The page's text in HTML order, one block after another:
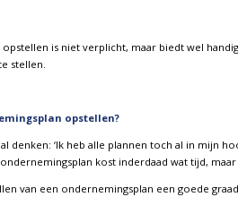
opstellen is niet verplicht, maar biedt wel
stellen.
opstellen?
denken: ‘Ik heb alle plannen toch al in mijn
kost inderdaad wat tijd,
van een ondernemingsplan een goede